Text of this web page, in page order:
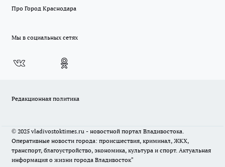
Про Город Краснодара
Мы в социальных сетях
Редакционная политика
© 2025 vladivostoktimes.ru - новостной портал Владивостока.
Оперативные новости города: происшествия, криминал, ЖКХ,
транспорт, благоустройство, экономика, культура и спорт. Актуальная
информация о жизни города Владивосток"